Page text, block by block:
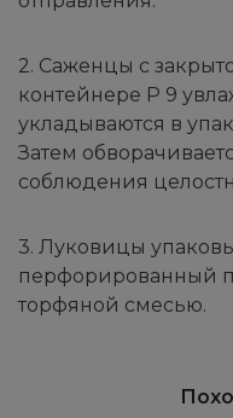
2. Саженцы с
контейнере Р 9
укладываются в
Затем
соблюдения
3. Луковицы
перфорированный
торфяной смесью.